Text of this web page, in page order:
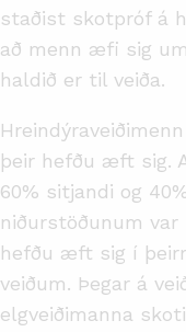
staðist skotpróf á
að menn æfi sig
haldið er til veiða.
þeir hefðu æft sig.
60% sitjandi og
niðurstöðunum
hefðu æft sig í
veiðum. Þegar á
elgveiðimanna